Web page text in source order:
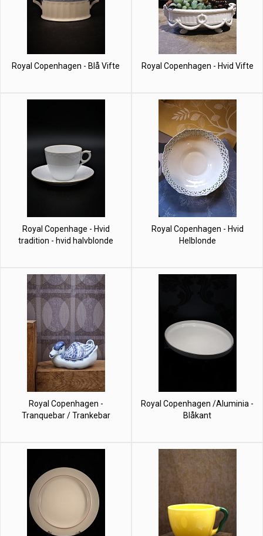
Royal Copenhagen - Blå Vifte Royal Copenhagen - Hvid Vifte
Royal Copenhage - Hvid
tradition - hvid halvblonde
Royal Copenhagen - Hvid
Helblonde
Royal Copenhagen -
Tranquebar / Trankebar
Royal Copenhagen /Aluminia -
Blåkant